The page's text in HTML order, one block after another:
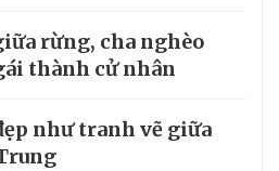
rừng, cha nghèo
thành cử nhân
như tranh vẽ giữa